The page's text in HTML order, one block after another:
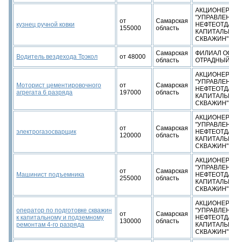
кузнец ручной ковки
от
155000
Самарская
область
СКВАЖИН"
Водитель вездехода Трэкол от 48000
Самарская
область
ФИЛИАЛ
Моторист цементировочного
агрегата 6 разряда
от
197000
Самарская
область
СКВАЖИН"
электрогазосварщик
от
120000
Самарская
область
СКВАЖИН"
Машинист подъемника
от
255000
Самарская
область
СКВАЖИН"
оператор по подготовке скважин
к капитальному и подземному
ремонтам 4-го разряда
от
130000
Самарская
область
СКВАЖИН"